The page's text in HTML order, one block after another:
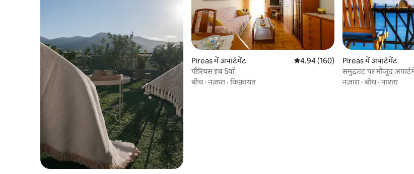
Pireas में अपार्टमेंट औसत रेटिंग 5 में से 4.94, 160 समीक्षाएँ
4.94 (160)
पीरियस हब 5वाँ
बीच·नज़ारा ·किफ़ायत
Pireas में अपार्टमेंट
समुद्रतट पर मौजूद
पर मौजूद हैरतअंगेज़ समुद्र
नज़ारा ·बीच·नाश्ता